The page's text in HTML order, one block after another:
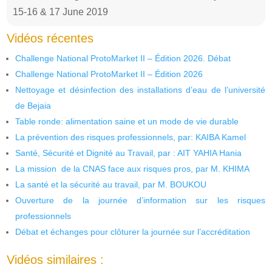
15-16 & 17 June 2019
Vidéos récentes
Challenge National ProtoMarket II – Édition 2026. Débat
Challenge National ProtoMarket II – Édition 2026
Nettoyage et désinfection des installations d’eau de l’université
de Bejaia
Table ronde: alimentation saine et un mode de vie durable
La prévention des risques professionnels, par: KAIBA Kamel
Santé, Sécurité et Dignité au Travail, par : AIT YAHIA Hania
La mission de la CNAS face aux risques pros, par M. KHIMA
La santé et la sécurité au travail, par M. BOUKOU
Ouverture de la journée d’information sur les risques
professionnels
Débat et échanges pour clôturer la journée sur l’accréditation
Vidéos similaires :